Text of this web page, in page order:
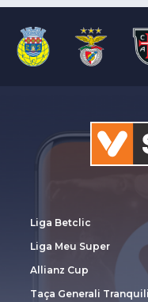
Liga Betclic
Liga Meu Super
Allianz Cup
Taça Generali